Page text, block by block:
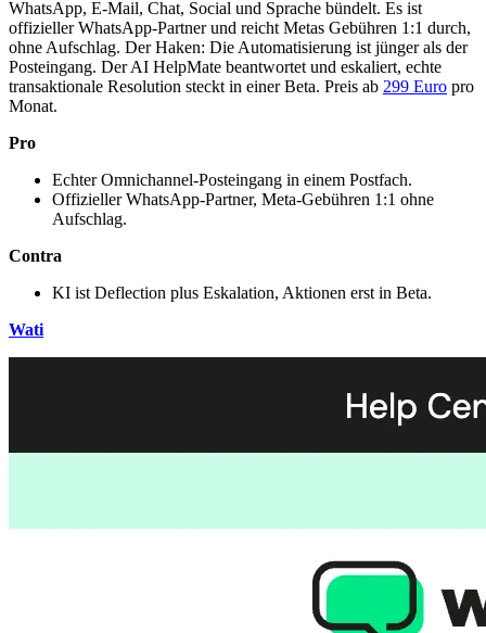
WhatsApp, E-Mail, Chat, Social und Sprache bündelt. Es ist
offizieller WhatsApp-Partner und reicht Metas Gebühren 1:1 durch,
ohne Aufschlag. Der Haken: Die Automatisierung ist jünger als der
Posteingang. Der AI HelpMate beantwortet und eskaliert, echte
transaktionale Resolution steckt in einer Beta. Preis ab 299 Euro pro
Monat.
Pro
Echter Omnichannel-Posteingang in einem Postfach.
Offizieller WhatsApp-Partner, Meta-Gebühren 1:1 ohne
Aufschlag.
Contra
KI ist Deflection plus Eskalation, Aktionen erst in Beta.
Wati